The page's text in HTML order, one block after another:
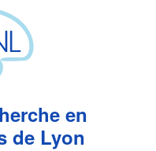
en
de Lyon